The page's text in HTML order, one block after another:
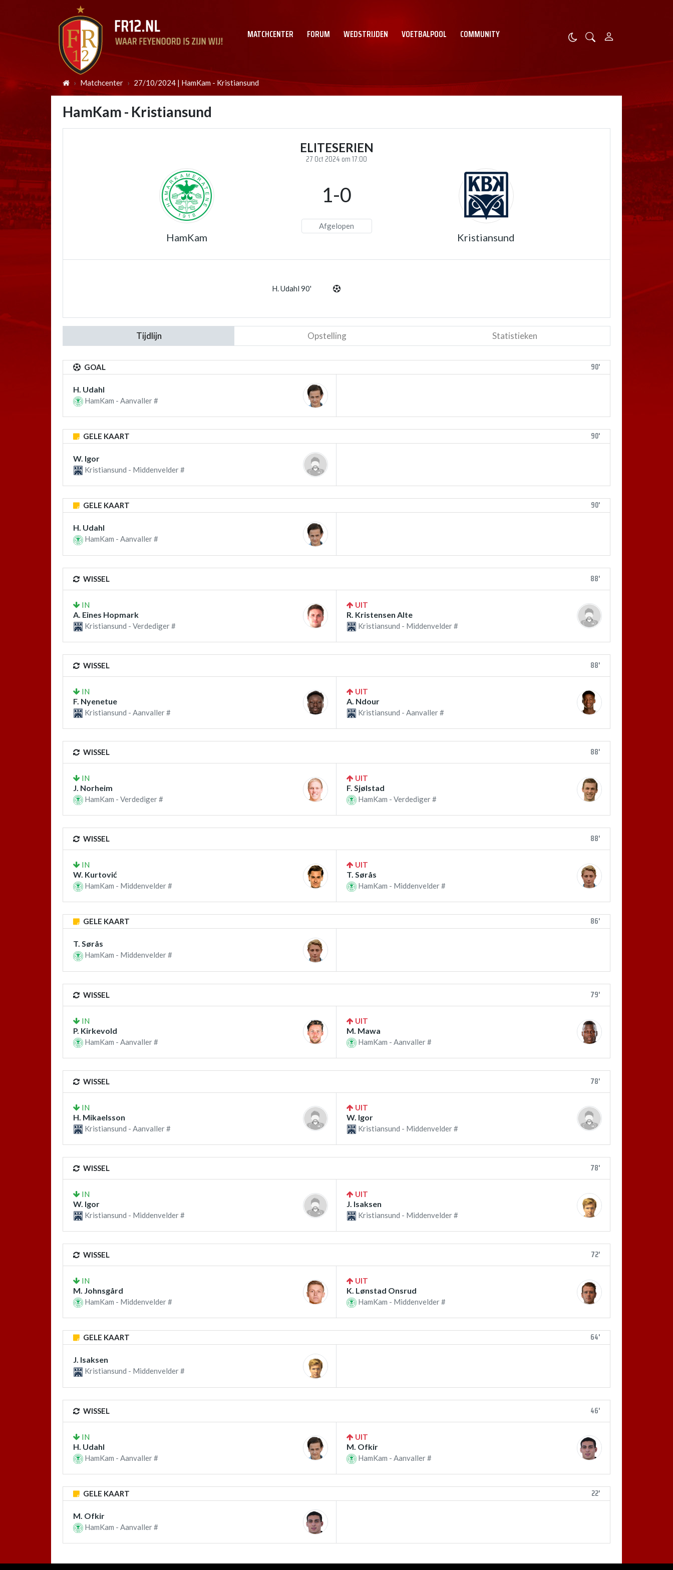
MATCHCENTER FORUM WEDSTRIJDEN VOETBALPOOL COMMUNITY
Matchcenter 27/10/2024 | HamKam - Kristiansund
HamKam - Kristiansund
ELITESERIEN
27 Oct 2024 om 17:00
HamKam
1-0
Afgelopen
Kristiansund
H. Udahl 90'
Tijdlijn Opstelling Statistieken
GOAL 90'
H. Udahl
HamKam - Aanvaller #
GELE KAART 90'
W. Igor
Kristiansund - Middenvelder #
GELE KAART 90'
H. Udahl
HamKam - Aanvaller #
WISSEL 88'
IN
A. Eines Hopmark
Kristiansund - Verdediger #
UIT
R. Kristensen Alte
Kristiansund - Middenvelder #
WISSEL 88'
IN
F. Nyenetue
Kristiansund - Aanvaller #
UIT
A. Ndour
Kristiansund - Aanvaller #
WISSEL 88'
IN
J. Norheim
HamKam - Verdediger #
UIT
F. Sjølstad
HamKam - Verdediger #
WISSEL 88'
IN
W. Kurtović
HamKam - Middenvelder #
UIT
T. Sørås
HamKam - Middenvelder #
GELE KAART 86'
T. Sørås
HamKam - Middenvelder #
WISSEL 79'
IN
P. Kirkevold
HamKam - Aanvaller #
UIT
M. Mawa
HamKam - Aanvaller #
WISSEL 78'
IN
H. Mikaelsson
Kristiansund - Aanvaller #
UIT
W. Igor
Kristiansund - Middenvelder #
WISSEL 78'
IN
W. Igor
Kristiansund - Middenvelder #
UIT
J. Isaksen
Kristiansund - Middenvelder #
WISSEL 72'
IN
M. Johnsgård
HamKam - Middenvelder #
UIT
K. Lønstad Onsrud
HamKam - Middenvelder #
GELE KAART 64'
J. Isaksen
Kristiansund - Middenvelder #
WISSEL 46'
IN
H. Udahl
HamKam - Aanvaller #
UIT
M. Ofkir
HamKam - Aanvaller #
GELE KAART 22'
M. Ofkir
HamKam - Aanvaller #